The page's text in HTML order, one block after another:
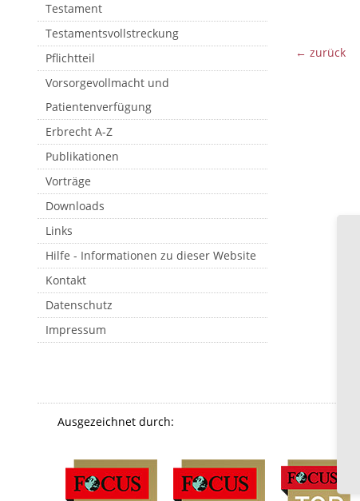
Testament
Testamentsvollstreckung
Pflichtteil
Vorsorgevollmacht und
Patientenverfügung
Erbrecht A-Z
Publikationen
Vorträge
Downloads
Links
Hilfe - Informationen zu dieser Website
Kontakt
Datenschutz
Impressum
← zurück
Ausgezeichnet durch: